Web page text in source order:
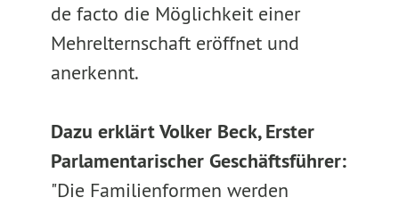
de facto die Möglichkeit einer
Mehrelternschaft eröffnet und
anerkennt.
Dazu erklärt Volker Beck, Erster
Parlamentarischer Geschäftsführer:
"Die Familienformen werden